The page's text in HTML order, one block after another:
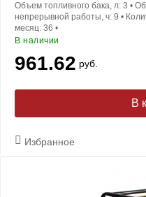
Объем топливного бака, л: 3 •
непрерывной работы, ч: 9 •
месяц: 36 •
В наличии
961.62 руб.
В
Избранное